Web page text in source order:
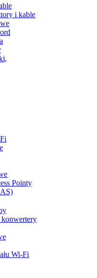
i kable
Pointy
konwertery
Wi-Fi